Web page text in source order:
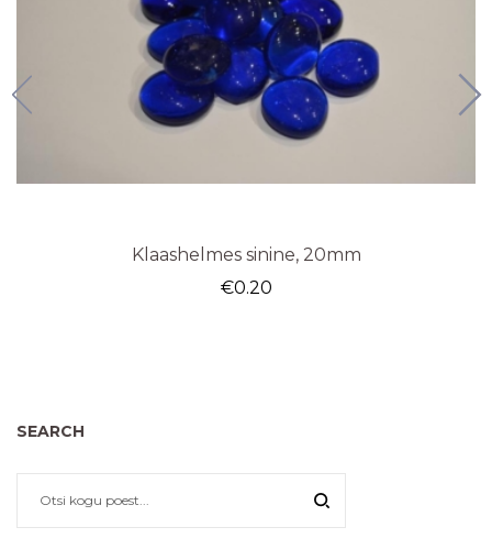
Klaashelmes sinine, 20mm
€0.20
SEARCH